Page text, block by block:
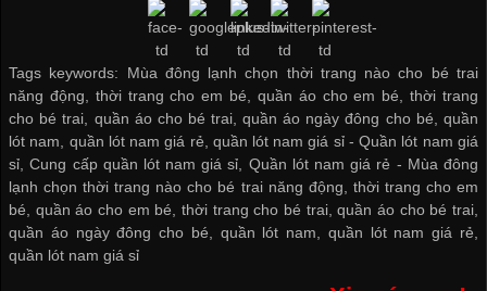
Tags keywords: Mùa đông lạnh chọn thời trang nào cho bé trai
năng động, thời trang cho em bé, quần áo cho em bé, thời trang
cho bé trai, quần áo cho bé trai, quần áo ngày đông cho bé, quần
lót nam, quần lót nam giá rẻ, quần lót nam giá sỉ -Quần lót nam giá
sỉ,Cung cấp quần lót nam giá sỉ, Quần lót nam giá rẻ - Mùa đông
lạnh chọn thời trang nào cho bé trai năng động, thời trang cho em
bé, quần áo cho em bé,thời trang cho bé trai,quần áo cho bé trai,
quần áo ngày đông cho bé, quần lót nam, quần lót nam giá rẻ,
quần lót nam giá sỉ